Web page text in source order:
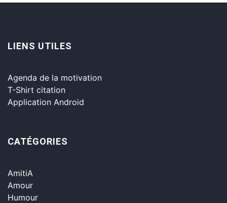
LIENS UTILES
Agenda de la motivation
T-Shirt citation
Application Android
CATÉGORIES
AmitiA
Amour
Humour